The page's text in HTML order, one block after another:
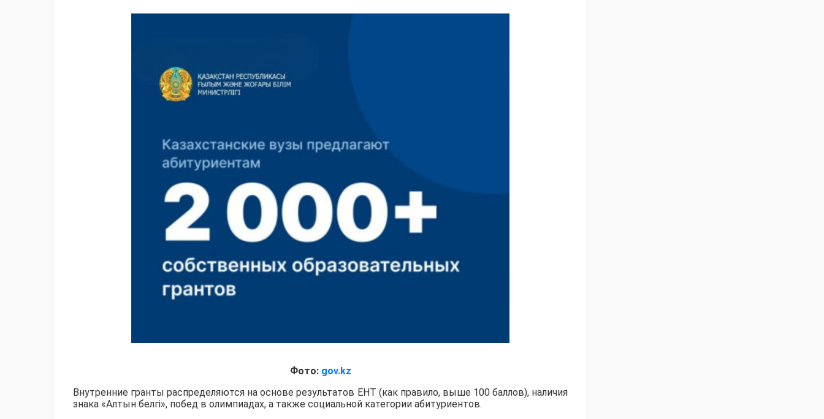
Фото: gov.kz
Внутренние гранты распределяются на основе результатов ЕНТ (как правило, выше 100 баллов), наличия
знака «Алтын белгі», побед в олимпиадах, а также социальной категории абитуриентов.